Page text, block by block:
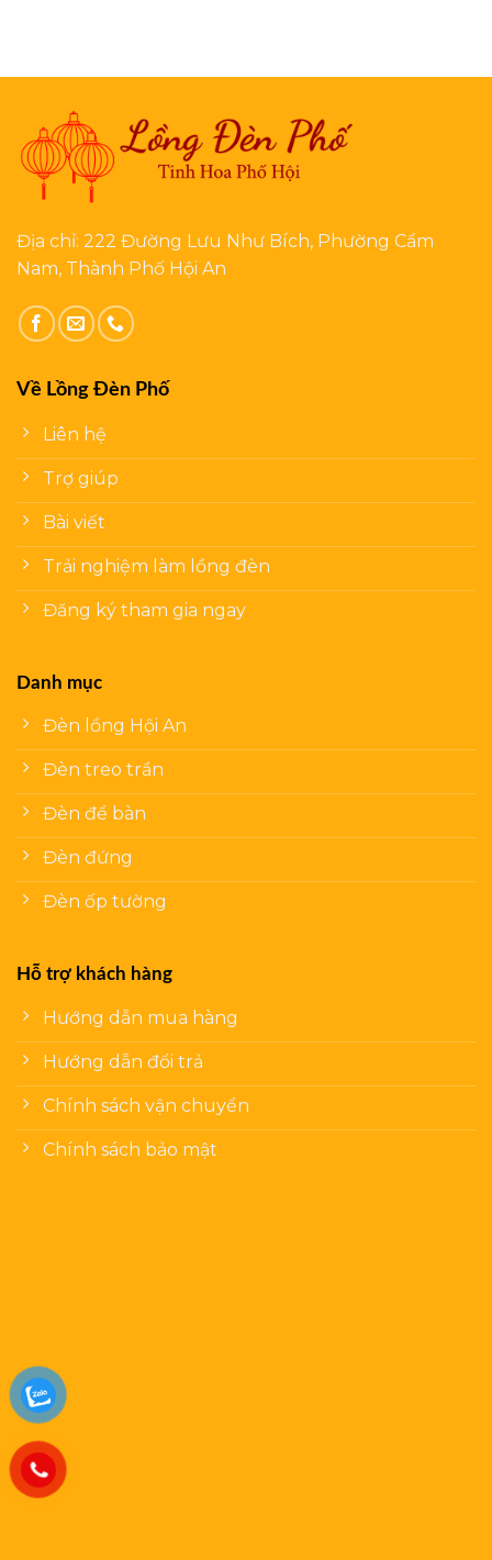
Địa chỉ: 222 Đường Lưu Như Bích, Phường Cẩm
Nam, Thành Phố Hội An
Về Lồng Đèn Phố
Liên hệ
Trợ giúp
Bài viết
Trải nghiệm làm lồng đèn
Đăng ký tham gia ngay
Danh mục
Đèn lồng Hội An
Đèn treo trần
Đèn để bàn
Đèn đứng
Đèn ốp tường
Hỗ trợ khách hàng
Hướng dẫn mua hàng
Hướng dẫn đổi trả
Chính sách vận chuyển
Chính sách bảo mật